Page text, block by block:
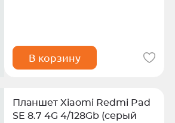
В корзину
Планшет Xiaomi Redmi Pad
SE 8.7 4G 4/128Gb (серый